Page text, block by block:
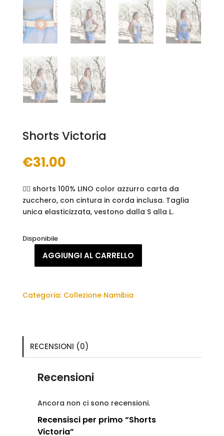
Shorts Victoria
€31.00
👉🏻 shorts 100% LINO color azzurro carta da
zucchero, con cintura in corda inclusa. Taglia
unica elasticizzata, vestono dalla S alla L.
Disponibile
ShortsAGGIUNGI AL CARRELLO
Categoria: Collezione Namibia
RECENSIONI (0)
Recensioni
Ancora non ci sono recensioni.
Recensisci per primo “Shorts
Victoria”